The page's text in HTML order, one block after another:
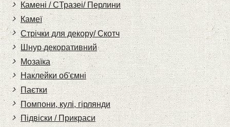
Камені / CТразеі/ Перлини
Камеї
Стрічки для декору/ Скотч
Шнур декоративний
Мозаїка
Наклейки об'ємні
Паєтки
Помпони, кулі, гірлянди
Підвіски / Прикраси